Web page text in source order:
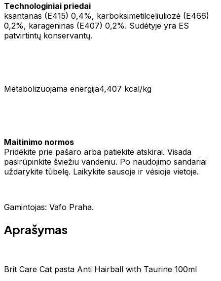
Technologiniai priedai
ksantanas (E415) 0,4%, karboksimetilceliuliozė (E466)
0,2%, karageninas (E407) 0,2%. Sudėtyje yra ES
patvirtintų konservantų.
Metabolizuojama energija4,407 kcal/kg
Maitinimo normos
Pridėkite prie pašaro arba patiekite atskirai. Visada
pasirūpinkite šviežiu vandeniu. Po naudojimo sandariai
uždarykite tūbelę. Laikykite sausoje ir vėsioje vietoje.
Gamintojas: Vafo Praha.
Aprašymas
Brit Care Cat pasta Anti Hairball with Taurine 100ml